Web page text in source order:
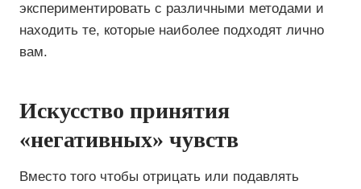
экспериментировать с различными методами и
находить те, которые наиболее подходят лично
вам.
Искусство принятия
«негативных» чувств
Вместо того чтобы отрицать или подавлять